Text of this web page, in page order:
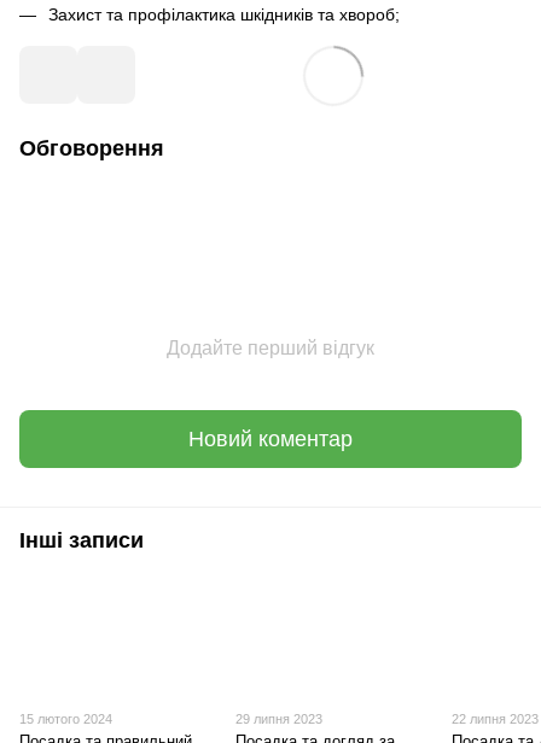
Захист та профілактика шкідників та хвороб;
Обговорення
Додайте перший відгук
Новий коментар
Інші записи
15 лютого 2024 29 липня 2023 22 липня 2023